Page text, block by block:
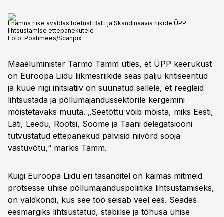
Enamus riike avaldas toetust Balti ja Skandinaavia riikide ÜPP
lihtsustamise ettepanekutele
Foto: Postimees/Scanpix
Maaeluminister Tarmo Tamm ütles, et ÜPP keerukust
on Euroopa Liidu liikmesriikide seas palju kritiseeritud
ja kuue riigi initsiatiiv on suunatud sellele, et reegleid
lihtsustada ja põllumajandussektorile kergemini
mõistetavaks muuta. „Seetõttu võib mõista, miks Eesti,
Läti, Leedu, Rootsi, Soome ja Taani delegatsiooni
tutvustatud ettepanekud pälvisid niivõrd sooja
vastuvõtu,“ märkis Tamm.
Kuigi Euroopa Liidu eri tasanditel on käimas mitmeid
protsesse ühise põllumajanduspoliitika lihtsustamiseks,
on valdkondi, kus see töö seisab veel ees. Seades
eesmärgiks lihtsustatud, stabiilse ja tõhusa ühise